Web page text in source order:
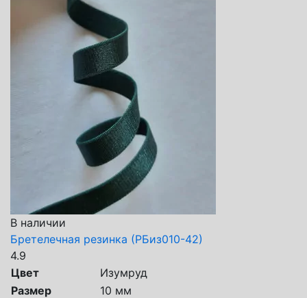
В наличии
Бретелечная резинка (РБиз010-42)
4.9
Цвет
Изумруд
Размер
10 мм